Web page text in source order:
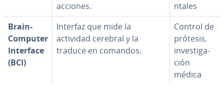
acciones.
n­ta­les
Brain-
Computer
Interface
(BCI)
Interfaz que mide la
actividad cerebral y la
traduce en comandos.
Control de
prótesis,
in­ve­s­ti­ga­
ción
médica